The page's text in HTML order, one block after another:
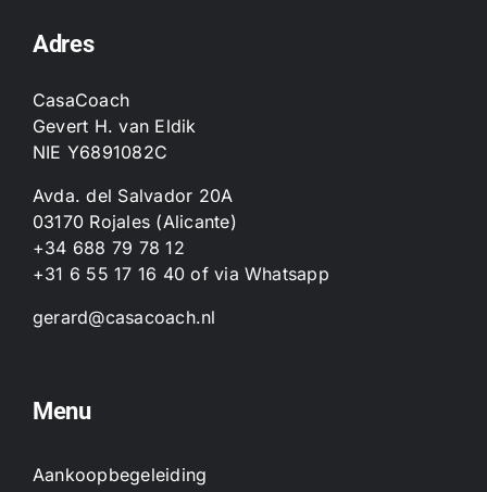
Adres
CasaCoach
Gevert H. van Eldik
NIE Y6891082C
Avda. del Salvador 20A
03170 Rojales (Alicante)
+34 688 79 78 12
+31 6 55 17 16 40 ofvia Whatsapp
gerard@casacoach.nl
Menu
Aankoopbegeleiding